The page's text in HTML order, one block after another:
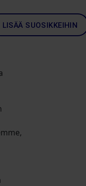
LISÄÄ SUOSIKKEIHIN